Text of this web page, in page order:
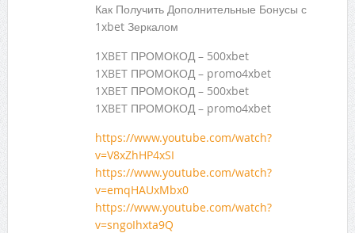
Как Получить Дополнительные Бонусы с
1xbet Зеркалом
1XBET ПРОМОКОД – 500xbet
1XBET ПРОМОКОД – promo4xbet
1XBET ПРОМОКОД – 500xbet
1XBET ПРОМОКОД – promo4xbet
https://www.youtube.com/watch?
v=V8xZhHP4xSI
https://www.youtube.com/watch?
v=emqHAUxMbx0
https://www.youtube.com/watch?
v=sngoIhxta9Q